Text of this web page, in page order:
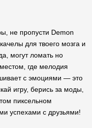
не пропусти Demon
для твоего мозга и
могут ломать но
где мелодия
с эмоциями — это
игру, берись за моды,
пиксельном
успехами с друзьями!